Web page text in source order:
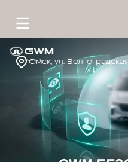
Омск, ул.